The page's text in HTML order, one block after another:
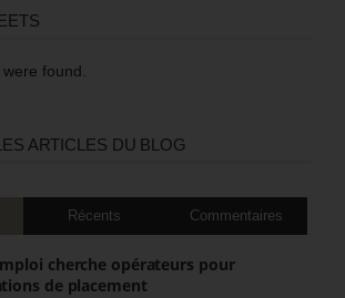
found.
ARTICLES DU BLOG
Récents Commentaires
cherche opérateurs pour
de placement